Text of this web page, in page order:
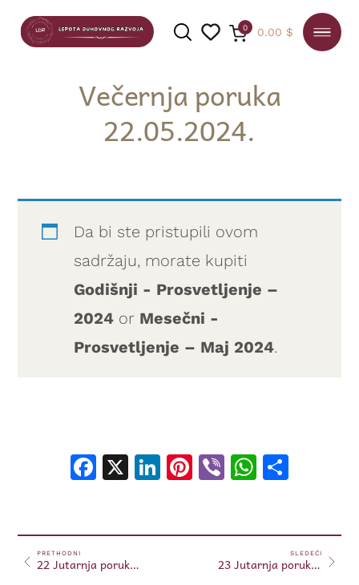
PRETRAGA
0 0.00 $
Večernja poruka
22.05.2024.
Da bi ste pristupili ovom
sadržaju, morate kupiti
Godišnji - Prosvetljenje –
2024 or Mesečni -
Prosvetljenje – Maj 2024.
Facebook
X LinkedIn
Pinterest
Viber
PRETHODNI
22 Jutarnja poruka 22.05.2024. (Free)
SLEDEĆI
23 Jutarnja poruka 23.05.2024. (Free)